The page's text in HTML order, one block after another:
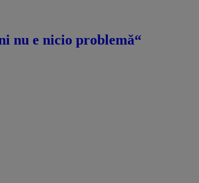
nu e nicio problemă“